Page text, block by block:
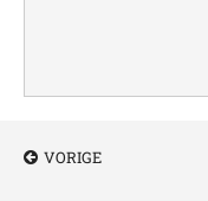
VORIGE